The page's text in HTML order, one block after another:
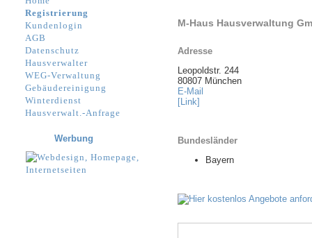
M-Haus Hausverwaltung
Adresse
Leopoldstr. 244
80807 München
E-Mail
[Link]
Bundesländer
Bayern
Registrierung
Kundenlogin
AGB
Datenschutz
Hausverwalter
WEG-Verwaltung
Gebäudereinigung
Winterdienst
Hausverwalt.-Anfrage
Werbung